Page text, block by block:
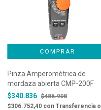
Pinza Amperométrica de
mordaza abierta CMP-200F
$340.836 $486.908
$306.752,40 con Transferencia o